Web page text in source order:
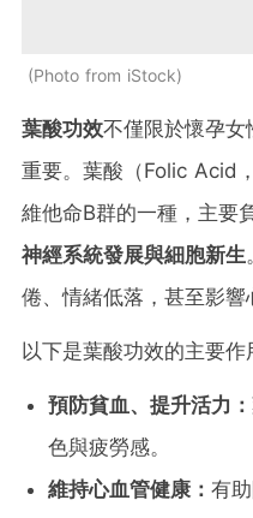
Photo from iStock
葉酸功效不僅限於懷孕女
重要。葉酸（Folic Acid
維他命B群的一種，主要
神經系統發展與細胞新生
倦、情緒低落，甚至影響
以下是葉酸功效的主要作
預防貧血、提升活力：
色與疲勞感。
維持心血管健康： 有